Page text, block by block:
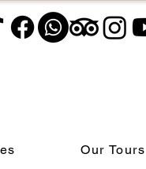
Our Tours